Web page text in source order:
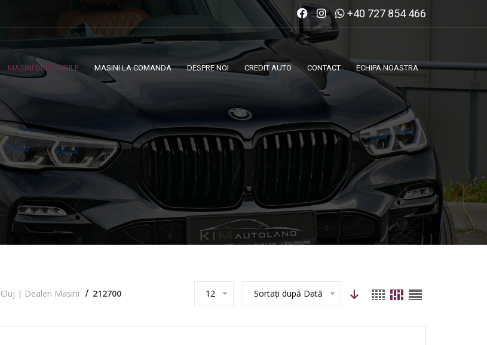
+40 727 854 466
MASINI DISPONIBILE MASINI LA COMANDA DESPRE NOI CREDIT AUTO CONTACT ECHIPA NOASTRA
| Dealeri Masini 212700 12 Sortați după Dată